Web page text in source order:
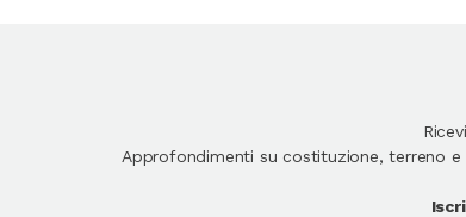
Approfondimenti su costituzione, terreno